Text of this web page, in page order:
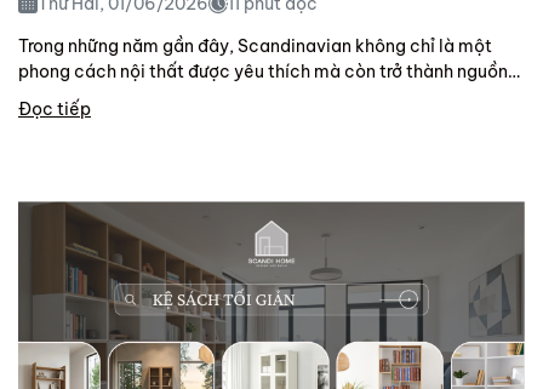
Trong những năm gần đây, Scandinavian không chỉ là một
phong cách nội thất được yêu thích mà còn trở thành nguồn
cảm hứng cho lối...
Đọc tiếp